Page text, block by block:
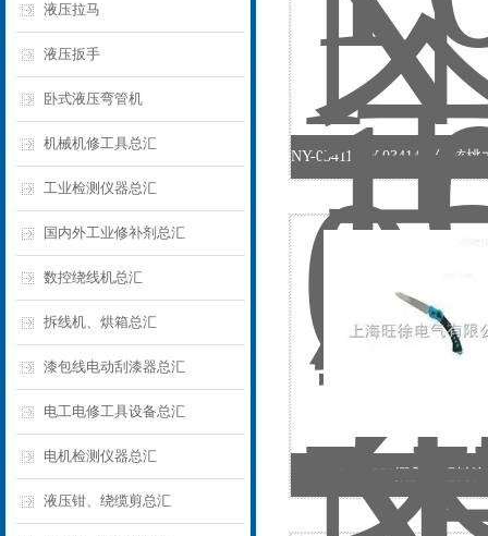
液压拉马
液压扳手
卧式液压弯管机
机械机修工具总汇
工业检测仪器总汇
国内外工业修补剂总汇
数控绕线机总汇
拆线机、烘箱总汇
漆包线电动刮漆器总汇
电工电修工具设备总汇
电机检测仪器总汇
液压钳、绕缆剪总汇
NY-03201摺叠式塑料